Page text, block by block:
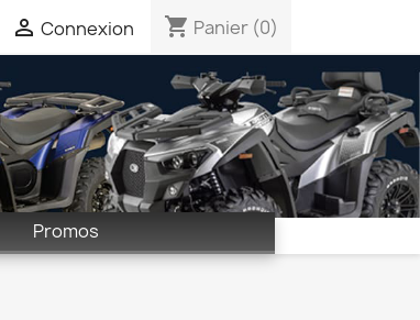
 Connexion shopping_cart Panier (0)
Promos